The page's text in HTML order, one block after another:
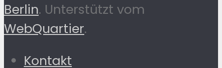
Berlin. Unterstützt vom
WebQuartier.
Kontakt